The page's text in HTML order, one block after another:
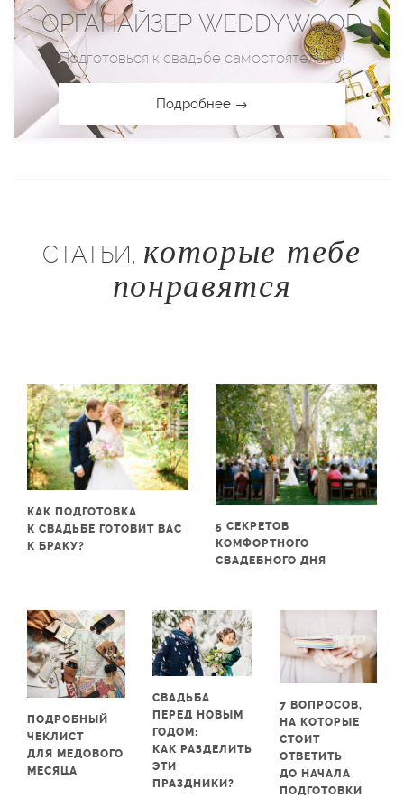
ОРГАНАЙЗЕР WEDDYWOOD
Подготовься к свадьбе самостоятельно!
Подробнее →
СТАТЬИ, которые тебе
понравятся
КАК ПОДГОТОВКА
К СВАДЬБЕ ГОТОВИТ ВАС
К БРАКУ?
5 СЕКРЕТОВ
КОМФОРТНОГО
СВАДЕБНОГО ДНЯ
ПОДРОБНЫЙ
ЧЕКЛИСТ
ДЛЯ МЕДОВОГО
МЕСЯЦА
СВАДЬБА
ПЕРЕД НОВЫМ
ГОДОМ:
КАК РАЗДЕЛИТЬ
ЭТИ
ПРАЗДНИКИ?
7 ВОПРОСОВ,
НА КОТОРЫЕ
СТОИТ
ОТВЕТИТЬ
ДО НАЧАЛА
ПОДГОТОВКИ